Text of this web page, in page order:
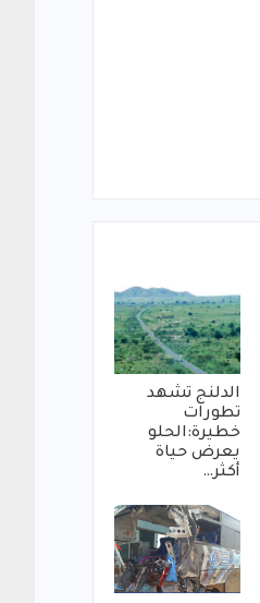
الدلنج تشهد
تطورات
خطيرة:الحلو
يعرض حياة
أكثر…